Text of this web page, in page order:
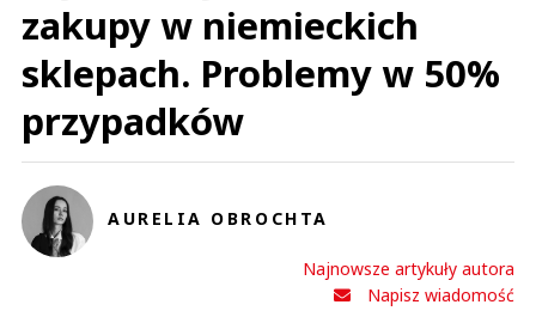
W Biedronkach panuje syf. Od parkingu zaczynając, widać ile piachu i nawet
trwa i zielsko rośnie przy krawężnikach (widać nikt nie sprząta miesiącami
nawet latami), po trawniki zniszczone, bez dbałości, po sklep wszędzie
palety, tektury, kartony, po syf gdzie się nie spojrzy. Do tego brak toalet i
automatu do skupu butelek.
Czytaj całość
Odpowiedz
zakupy w niemieckich
sklepach. Problemy w 50%
przypadków
AURELIA OBROCHTA
Najnowsze artykuły autora
Napisz wiadomość